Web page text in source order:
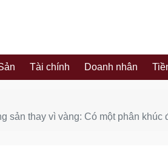
Tài chính Doanh nhân
sản thay vì vàng: Có một phân